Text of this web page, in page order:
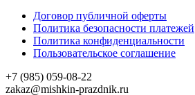
Договор публичной оферты
Политика безопасности платежей
Политика конфиденциальности
Пользовательское соглашение
+7 (985) 059-08-22
zakaz@mishkin-prazdnik.ru